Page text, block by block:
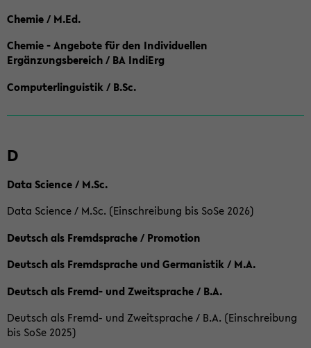
Chemie / M.Ed.
Chemie - Angebote für den Individuellen
Ergänzungsbereich / BA IndiErg
Computerlinguistik / B.Sc.
D
Data Science / M.Sc.
Data Science / M.Sc. (Einschreibung bis SoSe 2026)
Deutsch als Fremdsprache / Promotion
Deutsch als Fremdsprache und Germanistik / M.A.
Deutsch als Fremd- und Zweitsprache / B.A.
Deutsch als Fremd- und Zweitsprache / B.A. (Einschreibung
bis SoSe 2025)